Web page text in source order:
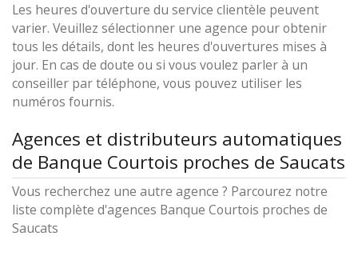
Les heures d'ouverture du service clientèle peuvent
varier. Veuillez sélectionner une agence pour obtenir
tous les détails, dont les heures d'ouvertures mises à
jour. En cas de doute ou si vous voulez parler à un
conseiller par téléphone, vous pouvez utiliser les
numéros fournis.
Agences et distributeurs automatiques
de Banque Courtois proches de Saucats
Vous recherchez une autre agence ? Parcourez notre
liste complète d'agences Banque Courtois proches de
Saucats